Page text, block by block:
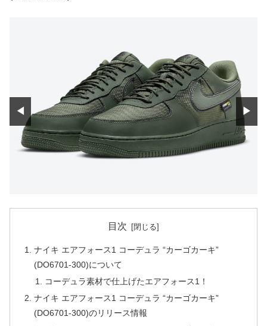
◀ ▶
目次
ナイキ エアフォース1 コーデュラ “カーゴカーキ”
(DO6701-300)について
コーデュラ素材で仕上げたエアフォース1！
ナイキ エアフォース1 コーデュラ “カーゴカーキ”
(DO6701-300)のリリース情報